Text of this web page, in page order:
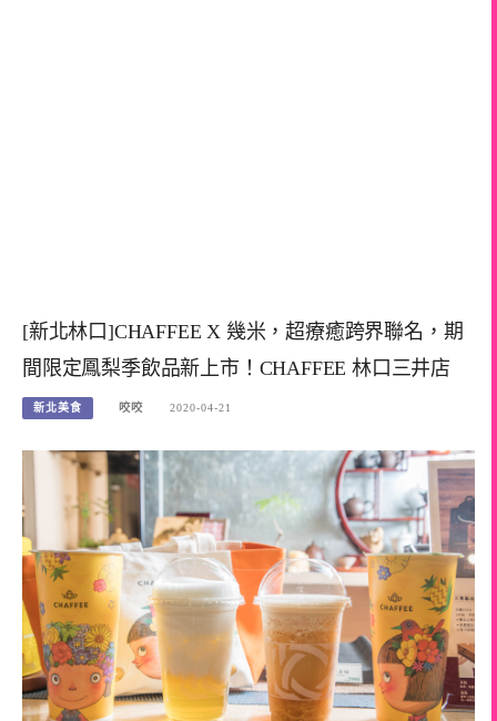
[新北林口]CHAFFEE X 幾米，超療癒跨界聯名，期
間限定鳳梨季飲品新上市！CHAFFEE 林口三井店
新北美食 咬咬 2020-04-21